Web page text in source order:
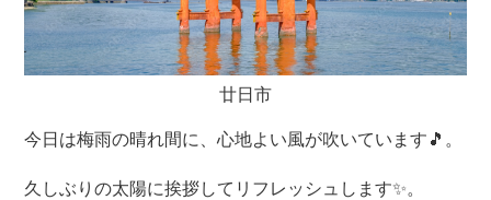
廿日市
今日は梅雨の晴れ間に、心地よい風が吹いています🎵。
久しぶりの太陽に挨拶してリフレッシュします✨。